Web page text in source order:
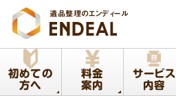
遺品整理のエンディール
初めての
方へ
料金
案内
サービス
内容